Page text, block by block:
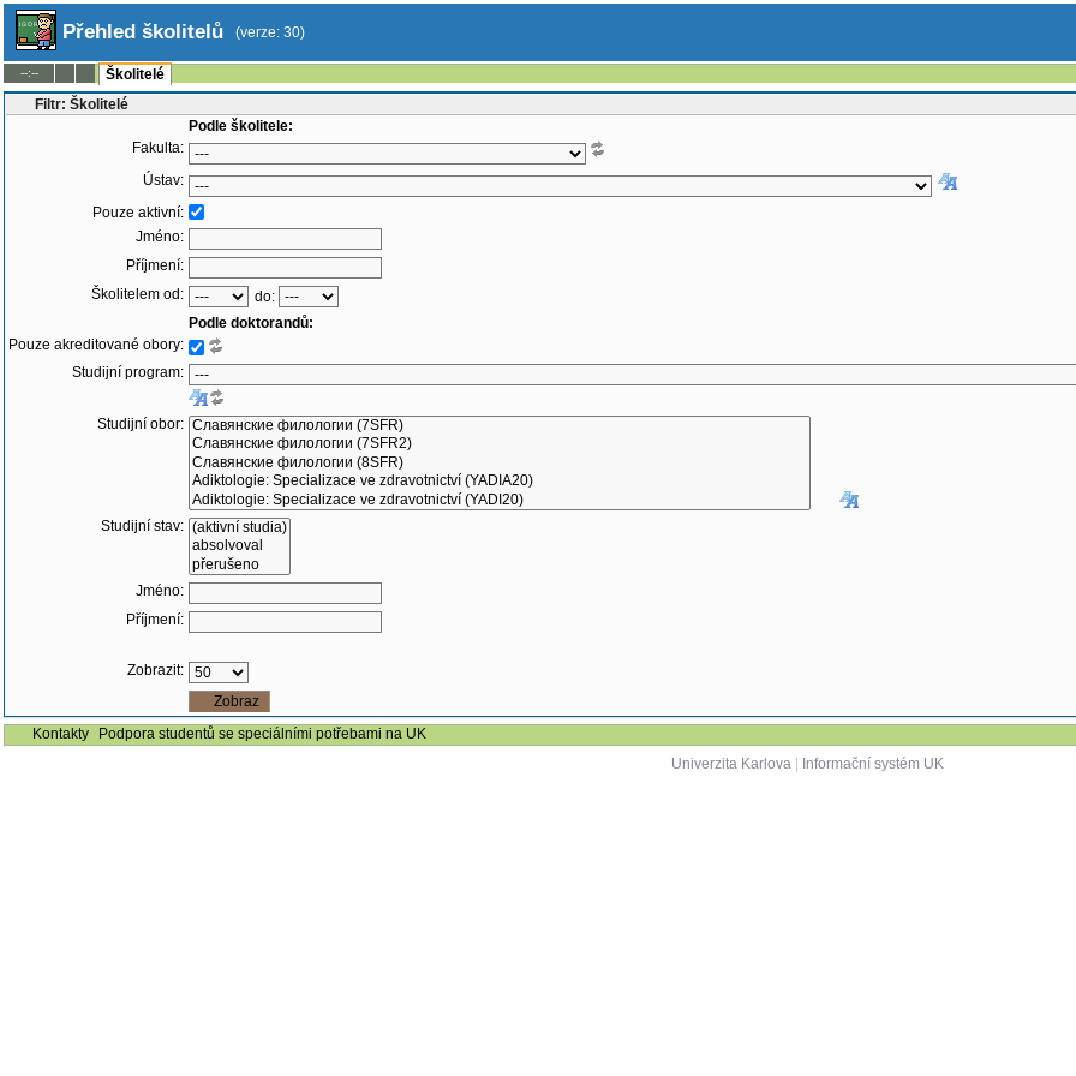
Přehled školitelů (verze: 30)
--:--
Školitelé
Filtr: Školitelé
Podle školitele:
Fakulta:
Ústav:
Pouze aktivní:
Jméno:
Příjmení:
Školitelem od:
do:
Podle doktorandů:
Pouze akreditované obory:
Studijní program:
Studijní obor:
Studijní stav:
Jméno:
Příjmení:
Zobrazit:
Kontakty
Podpora studentů se speciálními potřebami na UK
Univerzita Karlova| Informační systém UK